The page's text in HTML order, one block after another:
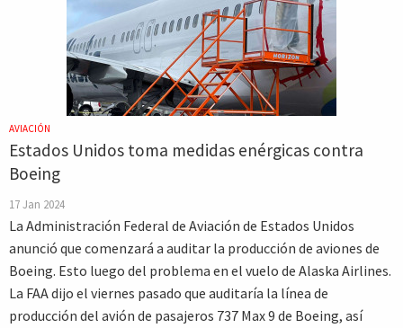
AVIACIÓN
Estados Unidos toma medidas enérgicas contra
Boeing
17 Jan 2024
La Administración Federal de Aviación de Estados Unidos
anunció que comenzará a auditar la producción de aviones de
Boeing. Esto luego del problema en el vuelo de Alaska Airlines.
La FAA dijo el viernes pasado que auditaría la línea de
producción del avión de pasajeros 737 Max 9 de Boeing, así